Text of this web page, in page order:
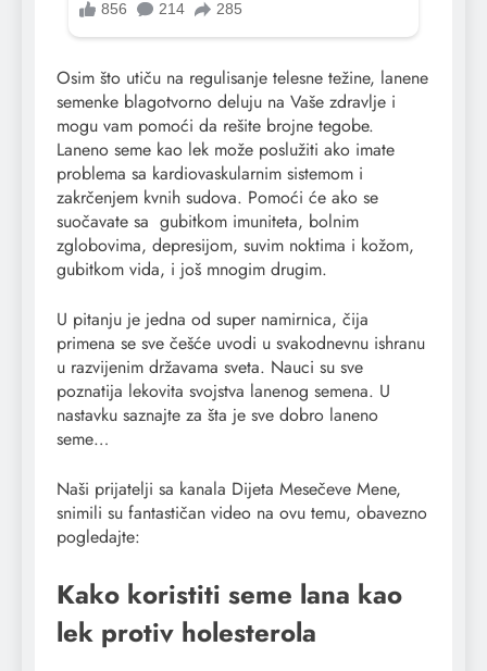
Osim što utiču na regulisanje telesne težine, lanene
semenke blagotvorno deluju na Vaše zdravlje i
mogu vam pomoći da rešite brojne tegobe.
Laneno seme kao lek može poslužiti ako imate
problema sa kardiovaskularnim sistemom i
zakrčenjem kvnih sudova. Pomoći će ako se
suočavate sa gubitkom imuniteta, bolnim
zglobovima, depresijom, suvim noktima i kožom,
gubitkom vida, i još mnogim drugim.
U pitanju je jedna od super namirnica, čija
primena se sve češće uvodi u svakodnevnu ishranu
u razvijenim državama sveta. Nauci su sve
poznatija lekovita svojstva lanenog semena. U
nastavku saznajte za šta je sve dobro laneno
seme…
Naši prijatelji sa kanala Dijeta Mesečeve Mene,
snimili su fantastičan video na ovu temu, obavezno
pogledajte:
Kako koristiti seme lana kao
lek protiv holesterola